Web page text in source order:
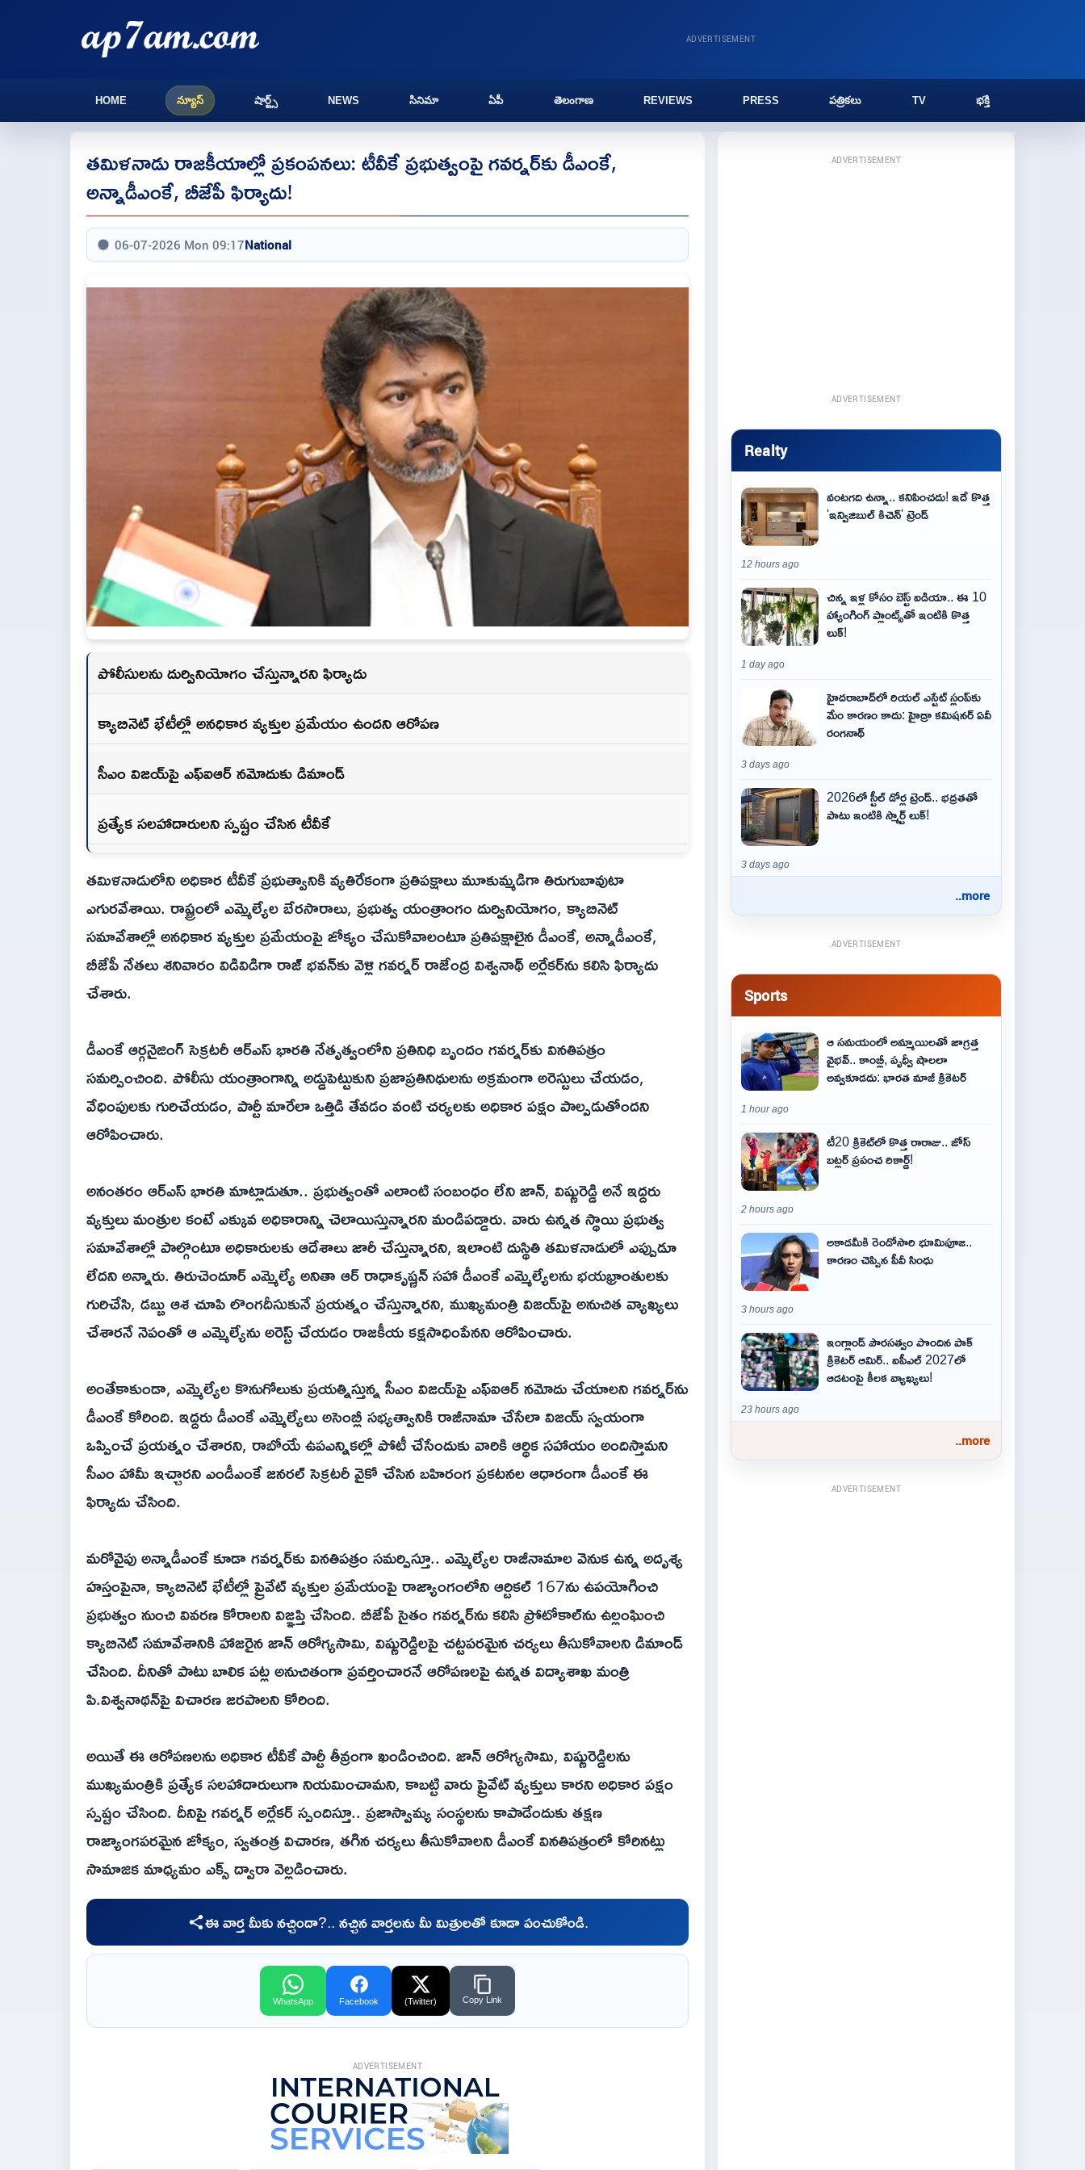
ADVERTISEMENT
HOME న్యూస్ షార్ట్స్ NEWS సినిమా ఏపీ తెలంగాణ REVIEWS PRESS పత్రికలు TV భక్తి
తమిళనాడు రాజకీయాల్లో ప్రకంపనలు: టీవీకే ప్రభుత్వంపై గవర్నర్‌కు డీఎంకే,
అన్నాడీఎంకే, బీజేపీ ఫిర్యాదు!
06-07-2026 Mon 09:17National
పోలీసులను దుర్వినియోగం చేస్తున్నారని ఫిర్యాదు
క్యాబినెట్ భేటీల్లో అనధికార వ్యక్తుల ప్రమేయం ఉందని ఆరోపణ
సీఎం విజయ్‌పై ఎఫ్‌ఐఆర్ నమోదుకు డిమాండ్
ప్రత్యేక సలహాదారులని స్పష్టం చేసిన టీవీకే
తమిళనాడులోని అధికార టీవీకే ప్రభుత్వానికి వ్యతిరేకంగా ప్రతిపక్షాలు మూకుమ్మడిగా తిరుగుబావుటా
ఎగురవేశాయి. రాష్ట్రంలో ఎమ్మెల్యేల బేరసారాలు, ప్రభుత్వ యంత్రాంగం దుర్వినియోగం, క్యాబినెట్
సమావేశాల్లో అనధికార వ్యక్తుల ప్రమేయంపై జోక్యం చేసుకోవాలంటూ ప్రతిపక్షాలైన డీఎంకే, అన్నాడీఎంకే,
బీజేపీ నేతలు శనివారం విడివిడిగా రాజ్ భవన్‌కు వెళ్లి గవర్నర్ రాజేంద్ర విశ్వనాథ్ అర్లేకర్‌ను కలిసి ఫిర్యాదు
చేశారు.
డీఎంకే ఆర్గనైజింగ్ సెక్రటరీ ఆర్‌ఎస్ భారతి నేతృత్వంలోని ప్రతినిధి బృందం గవర్నర్‌కు వినతిపత్రం
సమర్పించింది. పోలీసు యంత్రాంగాన్ని అడ్డుపెట్టుకుని ప్రజాప్రతినిధులను అక్రమంగా అరెస్టులు చేయడం,
వేధింపులకు గురిచేయడం, పార్టీ మారేలా ఒత్తిడి తేవడం వంటి చర్యలకు అధికార పక్షం పాల్పడుతోందని
ఆరోపించారు.
అనంతరం ఆర్‌ఎస్ భారతి మాట్లాడుతూ.. ప్రభుత్వంతో ఎలాంటి సంబంధం లేని జాన్, విష్ణు‌రెడ్డి అనే ఇద్దరు
వ్యక్తులు మంత్రుల కంటే ఎక్కువ అధికారాన్ని చెలాయిస్తున్నారని మండిపడ్డారు. వారు ఉన్నత స్థాయి ప్రభుత్వ
సమావేశాల్లో పాల్గొంటూ అధికారులకు ఆదేశాలు జారీ చేస్తున్నారని, ఇలాంటి దుస్థితి తమిళనాడులో ఎప్పుడూ
లేదని అన్నారు. తిరుచెందూర్ ఎమ్మెల్యే అనితా ఆర్ రాధాకృష్ణన్‌ సహా డీఎంకే ఎమ్మెల్యేలను భయభ్రాంతులకు
గురిచేసి, డబ్బు ఆశ చూపి లొంగదీసుకునే ప్రయత్నం చేస్తున్నారని, ముఖ్యమంత్రి విజయ్‌పై అనుచిత వ్యాఖ్యలు
చేశారనే నెపంతో ఆ ఎమ్మెల్యేను అరెస్ట్ చేయడం రాజకీయ కక్షసాధింపేనని ఆరోపించారు.
అంతేకాకుండా, ఎమ్మెల్యేల కొనుగోలుకు ప్రయత్నిస్తున్న సీఎం విజయ్‌పై ఎఫ్‌ఐఆర్ నమోదు చేయాలని గవర్నర్‌ను
డీఎంకే కోరింది. ఇద్దరు డీఎంకే ఎమ్మెల్యేలు అసెంబ్లీ సభ్యత్వానికి రాజీనామా చేసేలా విజయ్ స్వయంగా
ఒప్పించే ప్రయత్నం చేశారని, రాబోయే ఉపఎన్నికల్లో పోటీ చేసేందుకు వారికి ఆర్థిక సహాయం అందిస్తామని
సీఎం హామీ ఇచ్చారని ఎండీఎంకే జనరల్ సెక్రటరీ వైకో చేసిన బహిరంగ ప్రకటనల ఆధారంగా డీఎంకే ఈ
ఫిర్యాదు చేసింది.
మరోవైపు అన్నాడీఎంకే కూడా గవర్నర్‌కు వినతిపత్రం సమర్పిస్తూ.. ఎమ్మెల్యేల రాజీనామాల వెనుక ఉన్న అదృశ్య
హస్తంపైనా, క్యాబినెట్ భేటీల్లో ప్రైవేట్ వ్యక్తుల ప్రమేయంపై రాజ్యాంగంలోని ఆర్టికల్ 167ను ఉపయోగించి
ప్రభుత్వం నుంచి వివరణ కోరాలని విజ్ఞప్తి చేసింది. బీజేపీ సైతం గవర్నర్‌ను కలిసి ప్రోటోకాల్‌ను ఉల్లంఘించి
క్యాబినెట్ సమావేశానికి హాజరైన జాన్ ఆరోగ్యసామి, విష్ణురెడ్డిలపై చట్టపరమైన చర్యలు తీసుకోవాలని డిమాండ్
చేసింది. దీనితో పాటు బాలిక పట్ల అనుచితంగా ప్రవర్తించారనే ఆరోపణలపై ఉన్నత విద్యాశాఖ మంత్రి
పి.విశ్వనాథన్‌పై విచారణ జరపాలని కోరింది.
అయితే ఈ ఆరోపణలను అధికార టీవీకే పార్టీ తీవ్రంగా ఖండించింది. జాన్ ఆరోగ్యసామి, విష్ణురెడ్డిలను
ముఖ్యమంత్రికి ప్రత్యేక సలహాదారులుగా నియమించామని, కాబట్టి వారు ప్రైవేట్ వ్యక్తులు కారని అధికార పక్షం
స్పష్టం చేసింది. దీనిపై గవర్నర్ అర్లేకర్ స్పందిస్తూ.. ప్రజాస్వామ్య సంస్థలను కాపాడేందుకు తక్షణ
రాజ్యాంగపరమైన జోక్యం, స్వతంత్ర విచారణ, తగిన చర్యలు తీసుకోవాలని డీఎంకే వినతిపత్రంలో కోరినట్లు
సామాజిక మాధ్యమం ఎక్స్ ద్వారా వెల్లడించారు.
ఈ వార్త మీకు నచ్చిందా?.. నచ్చిన వార్తలను మీ మిత్రులతో కూడా పంచుకోండి.
WhatsApp Facebook (Twitter) Copy Link
ADVERTISEMENT
ADVERTISEMENT
ADVERTISEMENT
Realty
వంటగది ఉన్నా.. కనిపించదు! ఇదే కొత్త
'ఇన్విజిబుల్ కిచెన్' ట్రెండ్
12 hours ago
చిన్న ఇళ్ల కోసం బెస్ట్ ఐడియా.. ఈ 10
హ్యాంగింగ్ ప్లాంట్స్‌తో ఇంటికి కొత్త
లుక్!
1 day ago
హైదరాబాద్‌లో రియల్ ఎస్టేట్ స్లంప్‌కు
మేం కారణం కాదు: హైడ్రా కమిషనర్ ఏవీ
రంగనాథ్
3 days ago
2026లో స్టీల్ డోర్ల ట్రెండ్.. భద్రతతో
పాటు ఇంటికి స్మార్ట్ లుక్!
3 days ago
..more
ADVERTISEMENT
Sports
ఆ స‌మ‌యంలో అమ్మాయిల‌తో జాగ్ర‌త్త‌
వైభ‌వ్‌.. కాంబ్లీ, పృథ్వీ షాలలా
అవ్వ‌కూడ‌దు: భార‌త మాజీ క్రికెట‌ర్‌
1 hour ago
టీ20 క్రికెట్‌లో కొత్త రారాజు.. జోస్
బట్లర్ ప్ర‌పంచ రికార్డ్‌!
2 hours ago
అకాడమీకి రెండోసారి భూమిపూజ..
కారణం చెప్పిన పీవీ సింధు
3 hours ago
ఇంగ్లాండ్ పౌరసత్వం పొందిన పాక్
క్రికెటర్ ఆమిర్.. ఐపీఎల్ 2027లో
ఆడటంపై కీలక వ్యాఖ్యలు!
23 hours ago
..more
ADVERTISEMENT